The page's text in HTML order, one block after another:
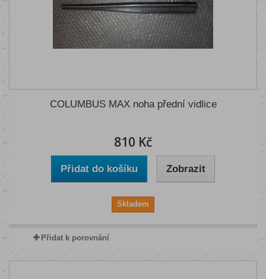
COLUMBUS MAX noha přední vidlice
810 Kč
Přidat do košíku Zobrazit
Skladem
Přidat k porovnání